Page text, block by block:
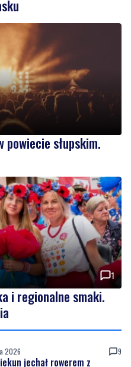
powiecie słupskim.
1
i regionalne smaki.
2026
jechał rowerem z
nie miała kasku
2026